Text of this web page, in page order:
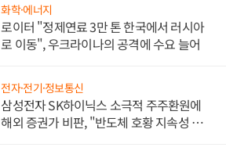
화학·에너지
로이터 "정제연료 3만 톤 한국에서 러시아
로 이동", 우크라이나의 공격에 수요 늘어
전자·전기·정보통신
삼성전자 SK하이닉스 소극적 주주환원에
해외 증권가 비판, "반도체 호황 지속성 의